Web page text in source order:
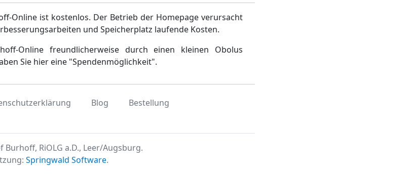
Online ist kostenlos. Der Betrieb der Homepage verursacht
und Speicherplatz laufende Kosten.
Online freundlicherweise durch einen kleinen Obolus
Sie hier eine "Spendenmöglichkeit".
Blog Bestellung
RiOLG a.D., Leer/Augsburg.
Springwald Software.